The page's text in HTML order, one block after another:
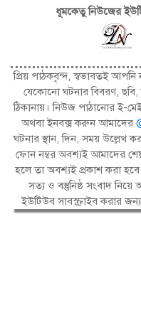
ধূমকেতু নিউজের
প্রিয় পাঠকবৃন্দ, স্বভাবতই আপনি
যেকোনো ঘটনার বিবরণ,
ঠিকানায়। নিউজ পাঠানোর ই-
অথবা ইনবক্স করুন আমাদের
ঘটনার স্থান, দিন, সময়
ফোন নম্বর অবশ্যই আমাদের
হলে তা অবশ্যই প্রকাশ করা
সত্য ও বস্তুনিষ্ঠ সংবাদ
ইউটিউব সাবস্ক্রাইব করার